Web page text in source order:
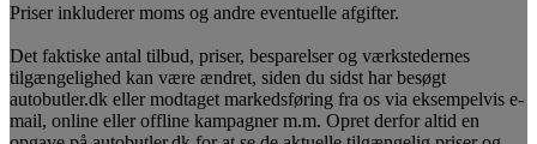
Priser inkluderer moms og andre eventuelle afgifter.
Det faktiske antal tilbud, priser, besparelser og værkstedernes
tilgængelighed kan være ændret, siden du sidst har besøgt
autobutler.dk eller modtaget markedsføring fra os via eksempelvis e-
mail, online eller offline kampagner m.m. Opret derfor altid en